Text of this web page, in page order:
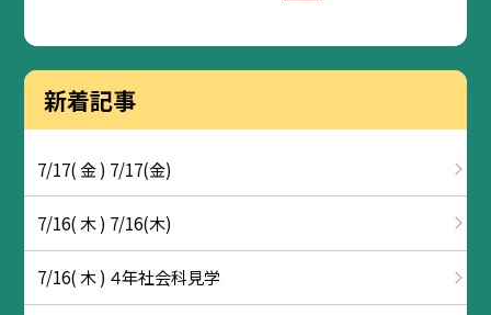
新着記事
7/17( 金 ) 7/17(金)
7/16( 木 ) 7/16(木)
7/16( 木 ) ４年社会科見学